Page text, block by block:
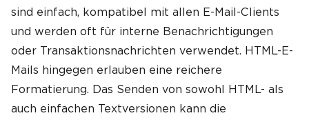
sind einfach, kompatibel mit allen E-Mail-Clients
und werden oft für interne Benachrichtigungen
oder Transaktionsnachrichten verwendet. HTML-E-
Mails hingegen erlauben eine reichere
Formatierung. Das Senden von sowohl HTML- als
auch einfachen Textversionen kann die